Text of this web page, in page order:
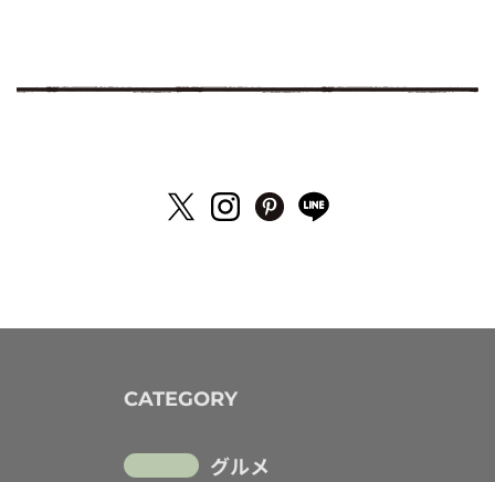
CATEGORY
グルメ